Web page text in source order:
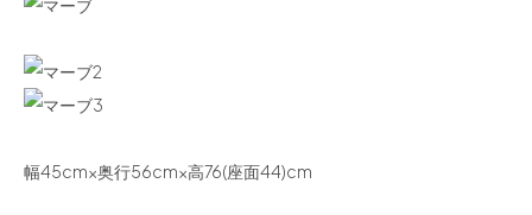
幅45cm×奥行56cm×高76(座面44)cm